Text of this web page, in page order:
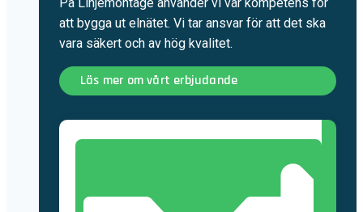
På Linjemontage använder vi vår kompetens för
att bygga ut elnätet. Vi tar ansvar för att det ska
vara säkert och av hög kvalitet.
Läs mer om vårt erbjudande